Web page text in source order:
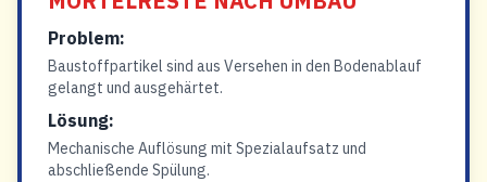
Problem:
Baustoffpartikel sind aus Versehen in den Bodenablauf
gelangt und ausgehärtet.
Lösung:
Mechanische Auflösung mit Spezialaufsatz und
abschließende Spülung.